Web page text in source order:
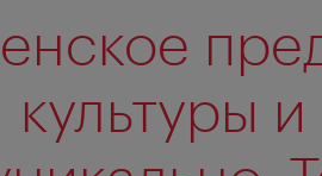
культуры